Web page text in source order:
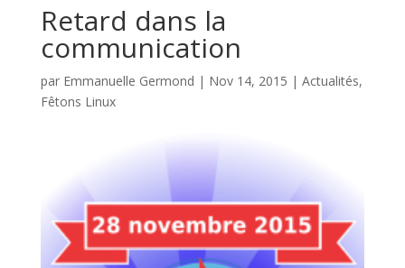
Retard dans la
communication
par Emmanuelle Germond | Nov 14, 2015 | Actualités,
Fêtons Linux